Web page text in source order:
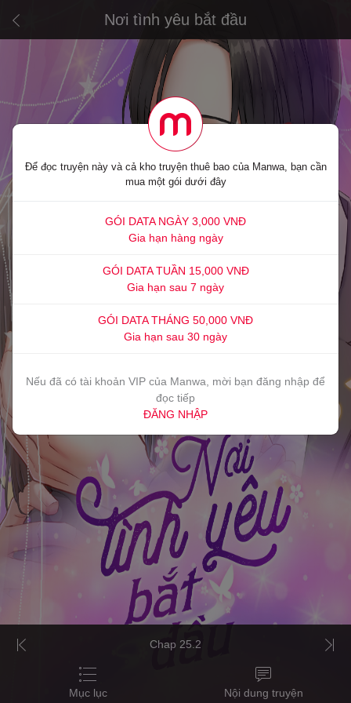
Nơi tình yêu bắt đầu
Chap 25.2
Mục lục Nội dung truyện
Để đọc truyện này và cả kho truyện thuê bao của Manwa, bạn cần
mua một gói dưới đây
GÓI DATA NGÀY 3,000 VNĐ
Gia hạn hàng ngày
GÓI DATA TUẦN 15,000 VNĐ
Gia hạn sau 7 ngày
GÓI DATA THÁNG 50,000 VNĐ
Gia hạn sau 30 ngày
Nếu đã có tài khoản VIP của Manwa, mời bạn đăng nhập để
đọc tiếp
ĐĂNG NHẬP